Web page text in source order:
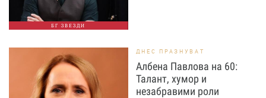
БГ ЗВЕЗДИ
ДНЕС ПРАЗНУВАТ
Албена Павлова на 60:
Талант, хумор и
незабравими роли